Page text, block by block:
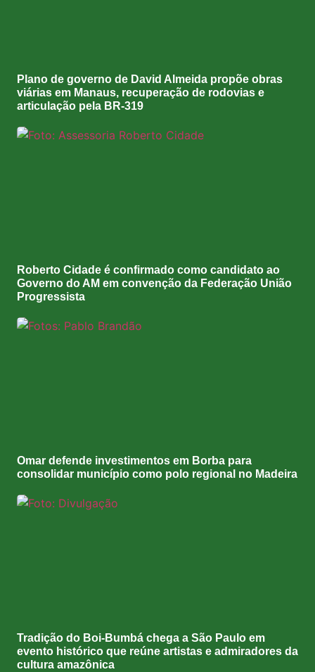
Plano de governo de David Almeida propõe obras
viárias em Manaus, recuperação de rodovias e
articulação pela BR-319
Roberto Cidade é confirmado como candidato ao
Governo do AM em convenção da Federação União
Progressista
Omar defende investimentos em Borba para
consolidar município como polo regional no Madeira
Tradição do Boi-Bumbá chega a São Paulo em
evento histórico que reúne artistas e admiradores da
cultura amazônica